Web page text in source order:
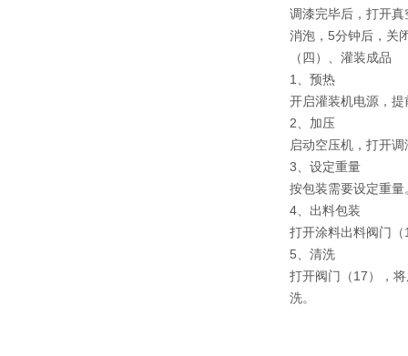
调漆完毕后，打开
消泡，5分钟后，关
（四）、灌装成品
1、预热
开启灌装机电源，
2、加压
启动空压机，打开
3、设定重量
按包装需要设定重
4、出料包装
打开涂料出料阀门
5、清洗
打开阀门（17），
洗。